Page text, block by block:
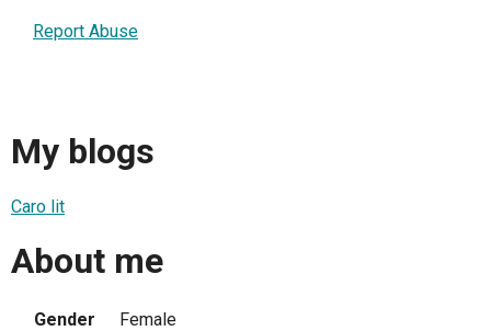
Report Abuse
My blogs
Caro lit
About me
Gender
Female